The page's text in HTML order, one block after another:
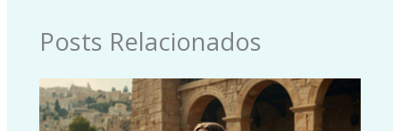
Posts Relacionados